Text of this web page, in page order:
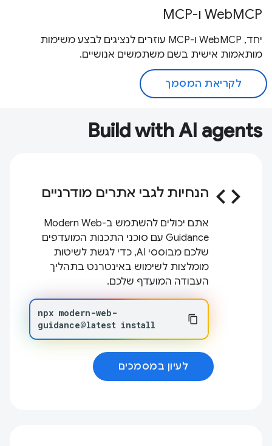
WebMCP ו-MCP
יחד, WebMCP ו-MCP עוזרים לנציגים לבצע משימות
מותאמות אישית בשם משתמשים אנושיים.
לקריאת המסמך
Build with AI agents
code הנחיות לגבי אתרים מודרניים
אתם יכולים להשתמש ב-Modern Web
Guidance עם סוכני התכנות המועדפים
שלכם מבוססי AI, כדי לגשת לשיטות
מומלצות לשימוש באינטרנט בתהליך
העבודה המועדף שלכם.
npx modern-web-
guidance@latest install
לעיון במסמכים